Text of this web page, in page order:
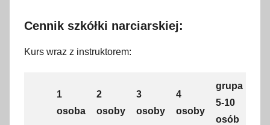
Cennik szkółki narciarskiej:
Kurs wraz z instruktorem:
1
osoba
2
osoby
3
osoby
4
osoby
grupa
5-10
osób